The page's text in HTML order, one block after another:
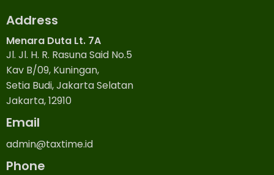
Address
Menara Duta Lt. 7A
Jl. Jl. H. R. Rasuna Said No.5
Kav B/09, Kuningan,
Setia Budi, Jakarta Selatan
Jakarta, 12910
Email
admin@taxtime.id
Phone